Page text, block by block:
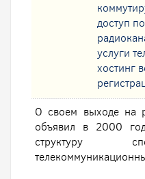
доступ
услуги
хостинг
О своем выходе
объявил в 2000
структуру